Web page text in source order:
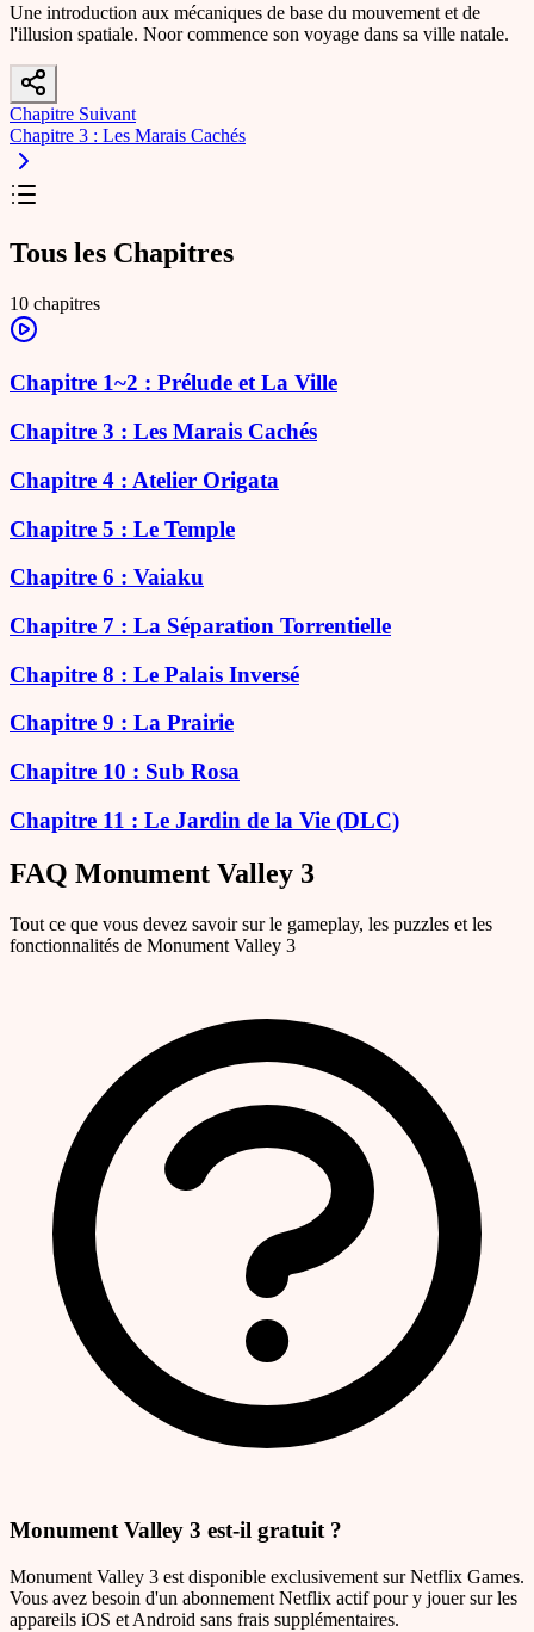
Une introduction aux mécaniques de base du mouvement et de
l'illusion spatiale. Noor commence son voyage dans sa ville natale.
Chapitre Suivant
Chapitre 3 : Les Marais Cachés
Tous les Chapitres
10 chapitres
Chapitre 1~2 : Prélude et La Ville
Chapitre 3 : Les Marais Cachés
Chapitre 4 : Atelier Origata
Chapitre 5 : Le Temple
Chapitre 6 : Vaiaku
Chapitre 7 : La Séparation Torrentielle
Chapitre 8 : Le Palais Inversé
Chapitre 9 : La Prairie
Chapitre 10 : Sub Rosa
Chapitre 11 : Le Jardin de la Vie (DLC)
FAQ Monument Valley 3
Tout ce que vous devez savoir sur le gameplay, les puzzles et les
fonctionnalités de Monument Valley 3
Monument Valley 3 est-il gratuit ?
Monument Valley 3 est disponible exclusivement sur Netflix Games.
Vous avez besoin d'un abonnement Netflix actif pour y jouer sur les
appareils iOS et Android sans frais supplémentaires.